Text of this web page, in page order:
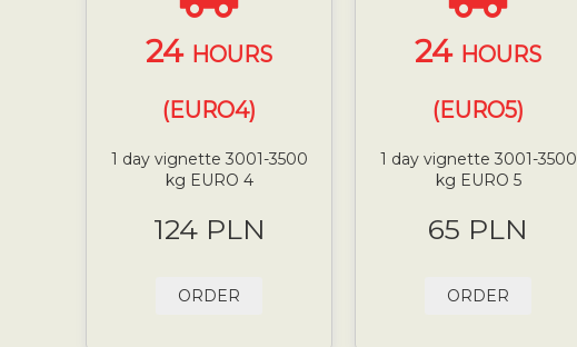
24 HOURS
(EURO4)
1 day vignette 3001-3500
kg EURO 4
124 PLN
ORDER
24 HOURS
(EURO5)
1 day vignette 3001-3500
kg EURO 5
65 PLN
ORDER